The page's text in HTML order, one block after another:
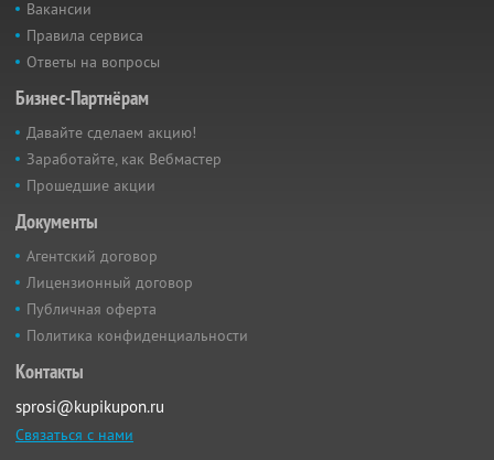
Вакансии
Правила сервиса
Ответы на вопросы
Бизнес-Партнёрам
Давайте сделаем акцию!
Заработайте, как Вебмастер
Прошедшие акции
Документы
Агентский договор
Лицензионный договор
Публичная оферта
Политика конфиденциальности
Контакты
sprosi@kupikupon.ru
Связаться с нами